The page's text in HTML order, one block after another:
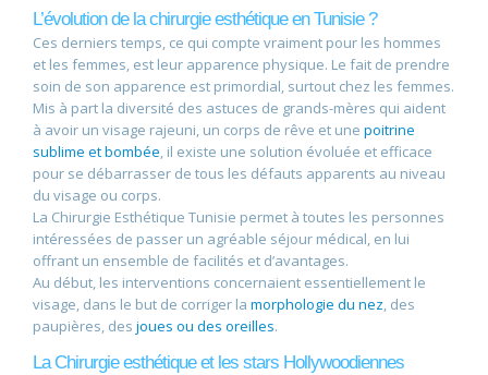
L’évolution de la chirurgie esthétique en Tunisie ?
Ces derniers temps, ce qui compte vraiment pour les hommes
et les femmes, est leur apparence physique. Le fait de prendre
soin de son apparence est primordial, surtout chez les femmes.
Mis à part la diversité des astuces de grands-mères qui aident
à avoir un visage rajeuni, un corps de rêve et une poitrine
sublime et bombée, il existe une solution évoluée et efficace
pour se débarrasser de tous les défauts apparents au niveau
du visage ou corps.
La Chirurgie Esthétique Tunisie permet à toutes les personnes
intéressées de passer un agréable séjour médical, en lui
offrant un ensemble de facilités et d’avantages.
Au début, les interventions concernaient essentiellement le
visage, dans le but de corriger la morphologie du nez, des
paupières, des joues ou des oreilles.
La Chirurgie esthétique et les stars Hollywoodiennes